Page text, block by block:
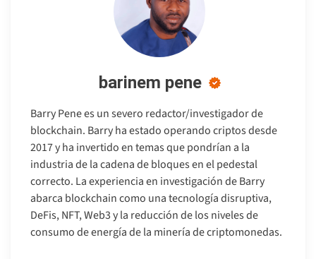
barinem pene
Barry Pene es un severo redactor/investigador de
blockchain. Barry ha estado operando criptos desde
2017 y ha invertido en temas que pondrían a la
industria de la cadena de bloques en el pedestal
correcto. La experiencia en investigación de Barry
abarca blockchain como una tecnología disruptiva,
DeFis, NFT, Web3 y la reducción de los niveles de
consumo de energía de la minería de criptomonedas.